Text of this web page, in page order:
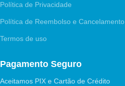
Política de Privacidade
Política de Reembolso e Cancelamento
Termos de uso
Pagamento Seguro
Aceitamos PIX e Cartão de Crédito